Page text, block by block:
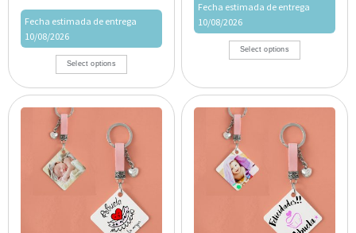
Fecha estimada de entrega
10/08/2026
Select options
Fecha estimada de entrega
10/08/2026
Select options